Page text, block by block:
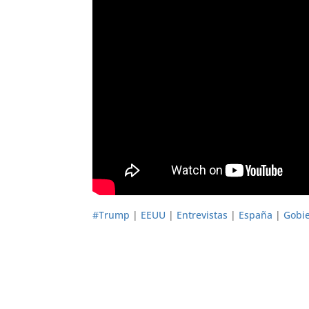
#Trump | EEUU | Entrevistas | España |